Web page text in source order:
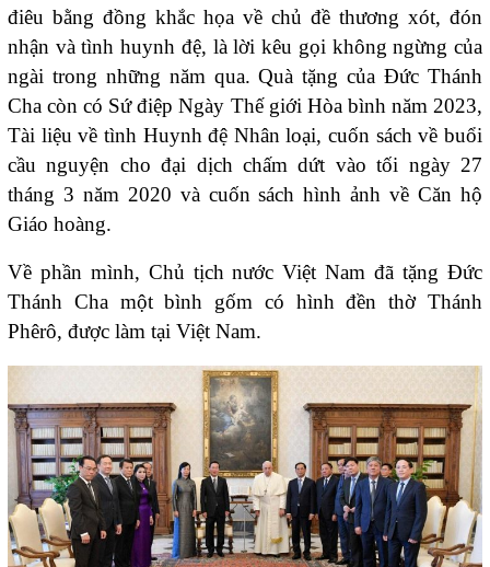
điêu bằng đồng khắc họa về chủ đề thương xót, đón
nhận và tình huynh đệ, là lời kêu gọi không ngừng của
ngài trong những năm qua. Quà tặng của Đức Thánh
Cha còn có Sứ điệp Ngày Thế giới Hòa bình năm 2023,
Tài liệu về tình Huynh đệ Nhân loại, cuốn sách về buổi
cầu nguyện cho đại dịch chấm dứt vào tối ngày 27
tháng 3 năm 2020 và cuốn sách hình ảnh về Căn hộ
Giáo hoàng.
Về phần mình, Chủ tịch nước Việt Nam đã tặng Đức
Thánh Cha một bình gốm có hình đền thờ Thánh
Phêrô, được làm tại Việt Nam.